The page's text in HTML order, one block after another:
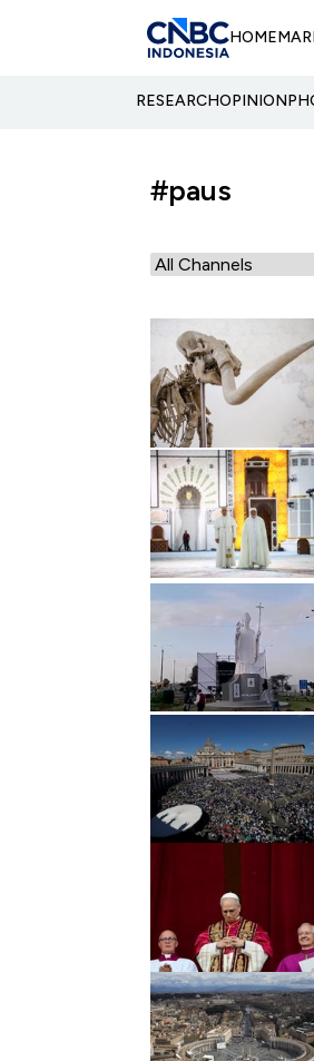
HOME
RESEARCHOPINION
#paus